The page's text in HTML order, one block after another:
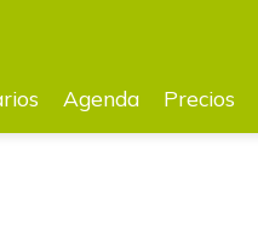
Agenda Precios